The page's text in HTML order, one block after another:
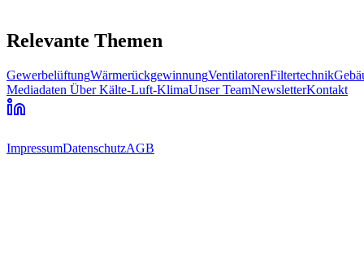
Relevante Themen
GewerbelüftungWärmerückgewinnungVentilatorenFiltertechnik
Mediadaten Über Kälte-Luft-KlimaUnser TeamNewsletterKontakt
ImpressumDatenschutzAGB